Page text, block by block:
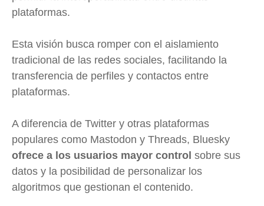
plataformas.
Esta visión busca romper con el aislamiento
tradicional de las redes sociales, facilitando la
transferencia de perfiles y contactos entre
plataformas.
A diferencia de Twitter y otras plataformas
populares como Mastodon y Threads, Bluesky
ofrece a los usuarios mayor control sobre sus
datos y la posibilidad de personalizar los
algoritmos que gestionan el contenido.